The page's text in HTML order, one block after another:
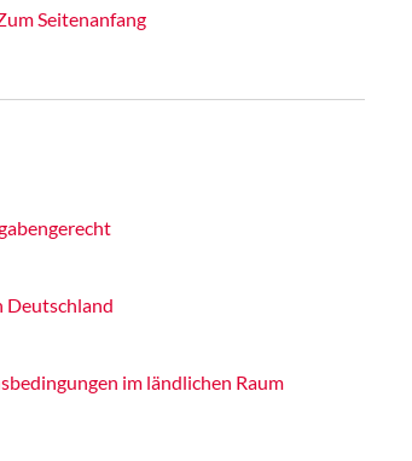
Seitenanfang
Deutschland
im ländlichen Raum